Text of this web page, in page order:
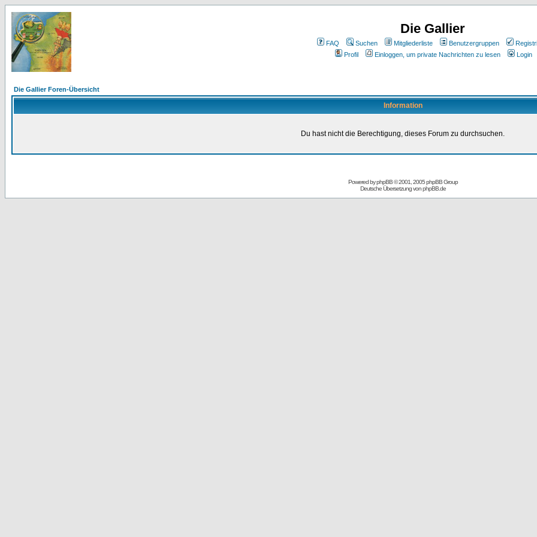
Die Gallier
FAQ Suchen Mitgliederliste Benutzergruppen
Profil
Einloggen, um private Nachrichten zu lesen Login
Die Gallier Foren-Übersicht
Information
Du hast nicht die Berechtigung, dieses Forum zu durchsuchen.
Powered byphpBB© 2001, 2005 phpBB Group
Deutsche Übersetzung vonphpBB.de